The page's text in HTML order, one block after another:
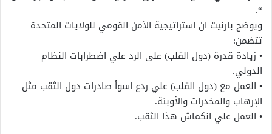
“‏.‏
ويوضح بارنيت ان استراتيجية الأمن القومي للولايات المتحدة
تتضمن:
• زيادة قدرة (دول القلب) على الرد علي اضطرابات النظام
الدولي.
• العمل مع (دول القلب) علي ردع اسوأ صادرات دول الثقب مثل
الإرهاب والمخدرات والأوبئة.
• العمل علي انكماش هذا الثقب‏.‏